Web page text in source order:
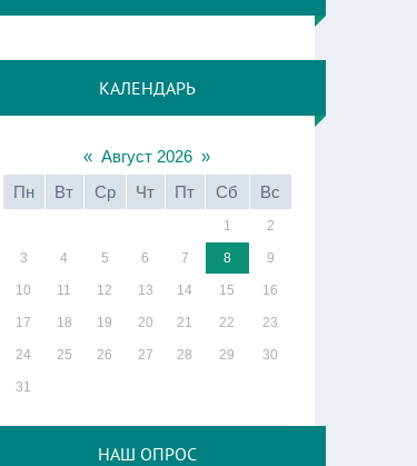
КАЛЕНДАРЬ
« Август 2026 »
Пн
Вт Ср Чт Пт Сб Вс
1 2
3 4 5 6 7 8 9
10 11 12 13 14 15 16
17 18 19 20 21 22 23
24 25 26 27 28 29 30
31
НАШ ОПРОС